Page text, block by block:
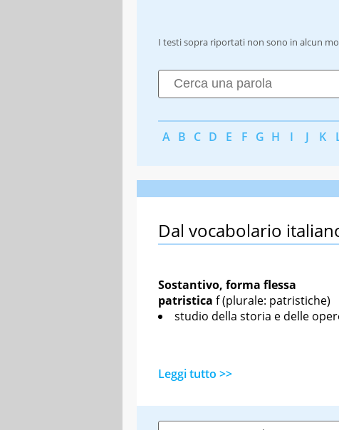
I testi sopra riportati non sono in alcun
A B C D E F G H I J K
Dal vocabolario
Sostantivo, forma flessa
patristica f(plurale: patristiche)
studio della storia e delle
Leggi tutto >>